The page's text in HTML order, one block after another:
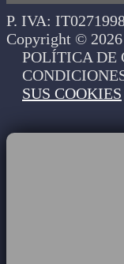
P. IVA:
Copyright © 2026
POLÍTICA DE
SUS COOKIES